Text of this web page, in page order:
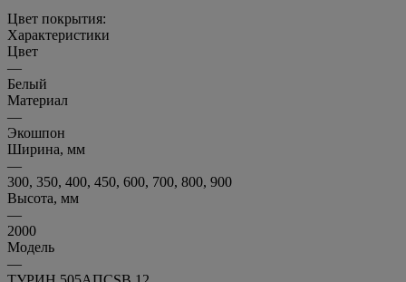
Цвет покрытия:
Характеристики
Цвет
—
Белый
Материал
—
Экошпон
Ширина, мм
—
300, 350, 400, 450, 600, 700, 800, 900
Высота, мм
—
2000
Модель
—